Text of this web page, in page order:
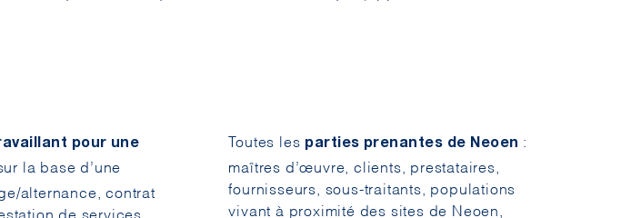
pour une
la base d’une
alternance, contrat
de services
Toutes les parties prenantes de Neoen :
maîtres d’œuvre, clients, prestataires,
fournisseurs, sous-traitants, populations
vivant à proximité des sites de Neoen,